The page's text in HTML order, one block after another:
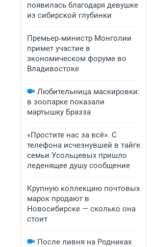
появилась благодаря девушке
из сибирской глубинки
Премьер‑министр Монголии
примет участие в
экономическом форуме во
Владивостоке
Любительница маскировки:
в зоопарке показали
мартышку Бразза
«Простите нас за всё». С
телефона исчезнувшей в тайге
семьи Усольцевых пришло
леденящее душу сообщение
Крупную коллекцию почтовых
марок продают в
Новосибирске — сколько она
стоит
После ливня на Родниках